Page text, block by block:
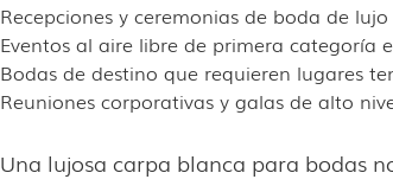
Recepciones y ceremonias de boda de
Eventos al aire libre de primera categoría
Bodas de destino que requieren lugares
Reuniones corporativas y galas de alto
Una lujosa carpa blanca para bodas